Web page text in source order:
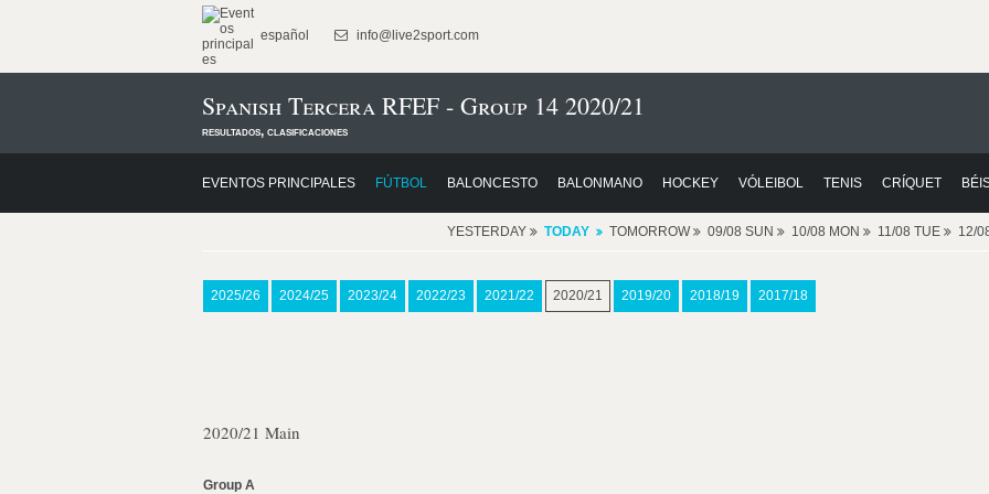
español info@live2sport.com
Spanish Tercera RFEF - Group 14 2020/21
resultados, clasificaciones
EVENTOS PRINCIPALES FÚTBOL BALONCESTO BALONMANO HOCKEY VÓLEIBOL TENIS CRÍQUET
YESTERDAY TODAY TOMORROW 09/08 SUN 10/08 MON 11/08 TUE 12/
2025/26 2024/25 2023/24 2022/23 2021/22 2020/21 2019/20 2018/19 2017/18
2020/21 Main
Group A